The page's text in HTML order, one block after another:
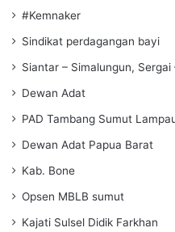
#Kemnaker
Sindikat perdagangan bayi
Siantar – Simalungun, Sergai
Dewan Adat
PAD Tambang Sumut
Dewan Adat Papua Barat
Kab. Bone
Opsen MBLB sumut
Kajati Sulsel Didik Farkhan